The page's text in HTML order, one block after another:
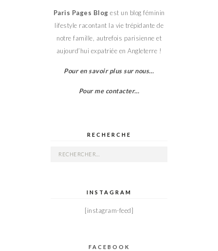
Paris Pages Blog est un blog féminin
lifestyle racontant la vie trépidante de
notre famille, autrefois parisienne et
aujourd’hui expatriée en Angleterre !
Pour en savoir plus sur nous…
Pour me contacter…
RECHERCHE
Rechercher :
INSTAGRAM
[instagram-feed]
FACEBOOK